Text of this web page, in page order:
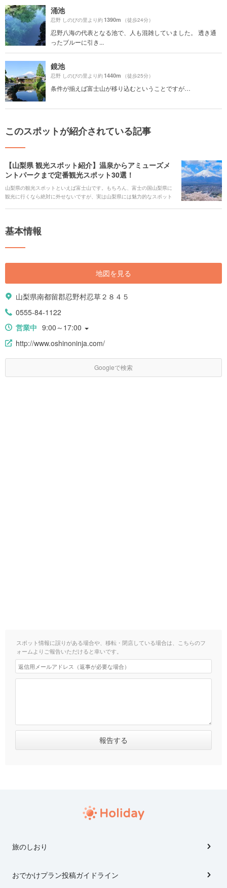
涌池
忍野 しのびの里より約1390m （徒歩24分）
忍野八海の代表となる池で、人も混雑していました。 透き通
ったブルーに引き...
鏡池
忍野 しのびの里より約1440m （徒歩25分）
条件が揃えば富士山が移り込むということですが…
このスポットが紹介されている記事
【山梨県 観光スポット紹介】温泉からアミューズメ
ントパークまで定番観光スポット30選！
山梨県の観光スポットといえば富士山です。もちろん、富士の国山梨県に
観光に行くなら絶対に外せないですが、実は山梨県には魅力的なスポット
武田信玄の治めた土地でもあるんです。 また、ほうとうや信玄餅、山梨の
る都道府県でもあります。 そんな山梨県の定番観光スポットやグルメな
基本情報
地図を見る
山梨県南都留郡忍野村忍草２８４５
0555-84-1122
営業中 9:00～17:00
http://www.oshinoninja.com/
Googleで検索
スポット情報に誤りがある場合や、移転・閉店している場合は、こちらのフ
ォームよりご報告いただけると幸いです。
旅のしおり
おでかけプラン投稿ガイドライン